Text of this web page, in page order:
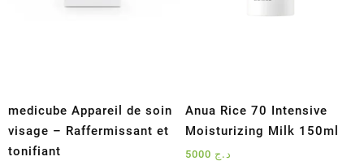
medicube Appareil de soin
visage – Raffermissant et
tonifiant
Anua Rice 70 Intensive
Moisturizing Milk 150ml
د.ج